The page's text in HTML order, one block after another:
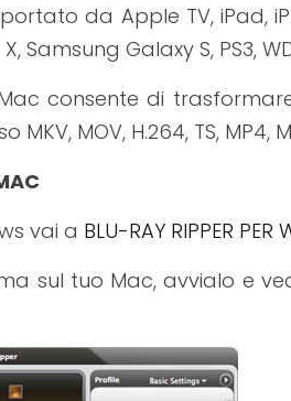
da Apple TV, iPad,
Samsung Galaxy S, PS3,
consente di
MOV, H.264, TS, MP4,
vai a BLU-RAY RIPPER PER
sul tuo Mac, avvialo e